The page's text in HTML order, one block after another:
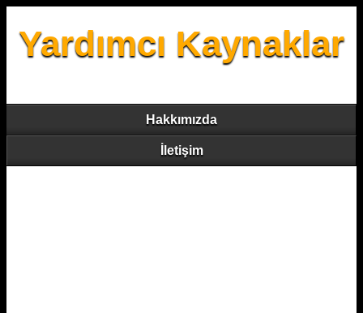
Yardımcı Kaynaklar
Hakkımızda
İletişim